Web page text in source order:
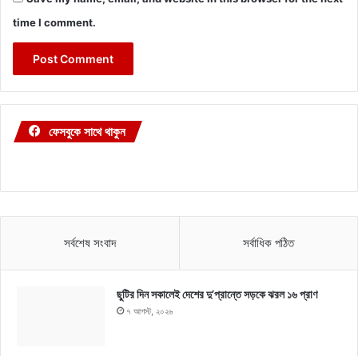
time I comment.
ফেসবুকে সাথে থাকুন
সর্বশেষ সংবাদ সর্বাধিক পঠিত
ছুটির দিন সকালেই দেশের দু’প্রান্তে সড়কে ঝরল ১৬ প্রাণ
৭ আগস্ট, ২০২৬